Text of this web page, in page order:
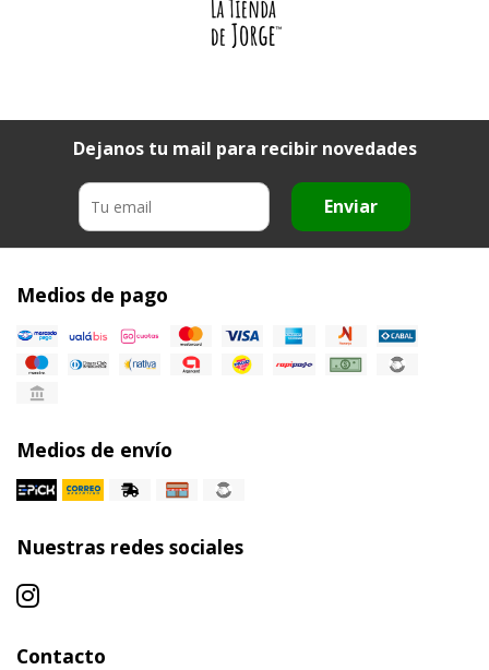
Dejanos tu mail para recibir novedades
Enviar
Medios de pago
Medios de envío
Nuestras redes sociales
Contacto